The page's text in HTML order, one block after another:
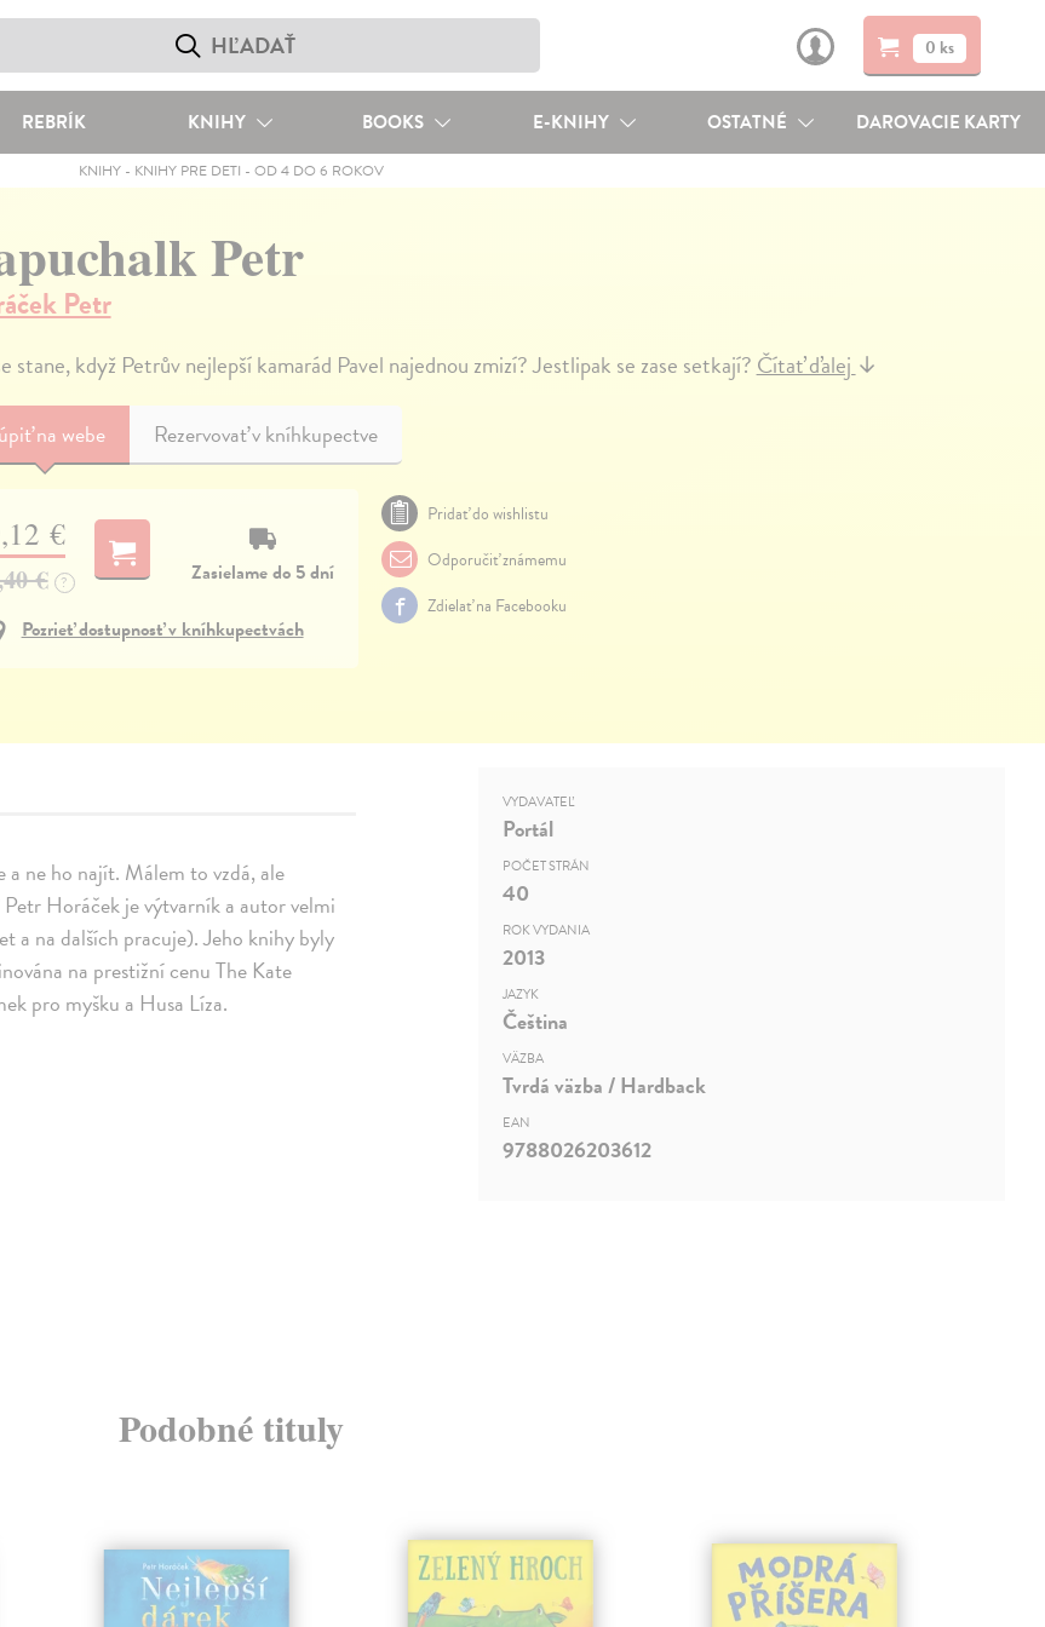
0 ks
REBRÍK KNIHY BOOKS E-KNIHY OSTATNÉ DAROVACIE KARTY
KNIHY- KNIHY PRE DETI - OD 4 DO 6 ROKOV
Petr
Petr
stane, když Petrův nejlepší kamarád Pavel najednou zmizí? Jestlipak se zase setkají?Čítať ďalej↓
na webe Rezervovať v kníhkupectve
€
€ ?
Zasielame do 5 dní
Pozrieť dostupnosť v kníhkupectvách
Pridať do wishlistu
Odporučiť známemu
Zdielať na Facebooku
a ne ho najít. Málem to vzdá, ale
Horáček je výtvarník a autor velmi
a na dalších pracuje). Jeho knihy byly
na prestižní cenu The Kate
pro myšku a Husa Líza.
VYDAVATEĽ
Portál
POČET STRÁN
40
ROK VYDANIA
2013
JAZYK
Čeština
VÄZBA
Tvrdá väzba / Hardback
EAN
9788026203612
Podobné tituly